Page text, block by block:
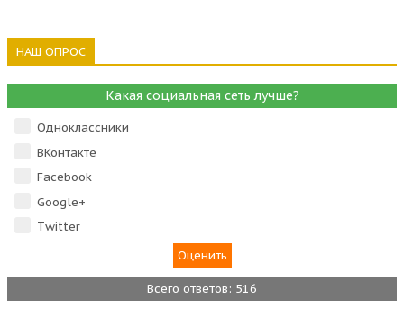
НАШ ОПРОС
Какая социальная сеть лучше?
Одноклассники
ВКонтакте
Facebook
Google+
Тwitter
Всего ответов: 516